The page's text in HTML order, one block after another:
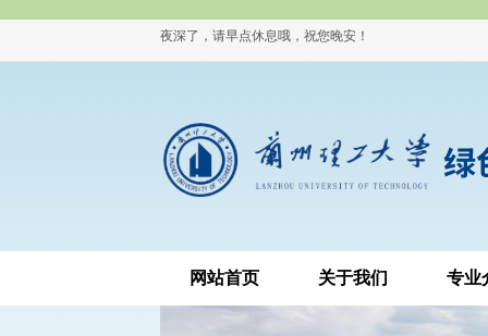
夜深了，请早点休息哦，祝您晚安！
网站首页 关于我们 专业